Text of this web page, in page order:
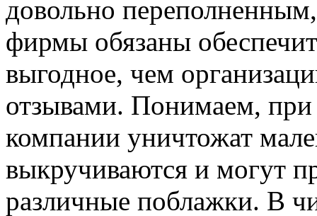
довольно
фирмы обязаны
выгодное, чем
отзывами. Понимаем,
компании уничтожат
выкручиваются и могут
различные поблажки. В